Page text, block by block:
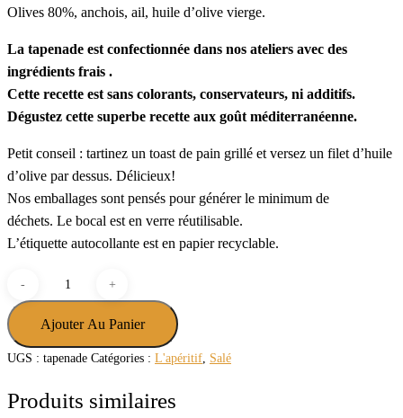
Olives 80%, anchois, ail, huile d’olive vierge.
La tapenade est confectionnée dans nos ateliers avec des
ingrédients frais .
Cette recette est sans colorants, conservateurs, ni additifs.
Dégustez cette superbe recette aux goût méditerranéenne.
Petit conseil : tartinez un toast de pain grillé et versez un filet d’huile
d’olive par dessus. Délicieux!
Nos emballages sont pensés pour générer le minimum de
déchets. Le bocal est en verre réutilisable.
L’étiquette autocollante est en papier recyclable.
quantité
de
Tapenade
d'olives
Ajouter Au Panier
UGS : tapenade Catégories : L'apéritif, Salé
Produits similaires